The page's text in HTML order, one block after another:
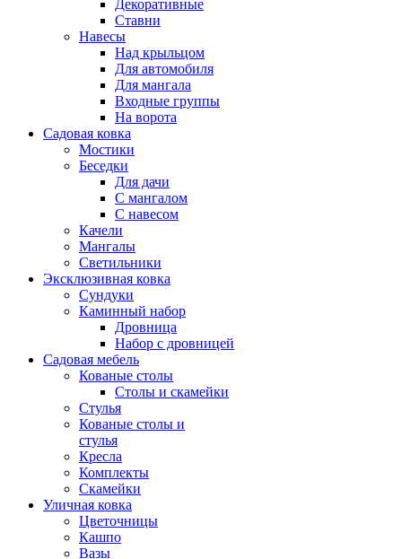
Декоративные
Cтавни
Навесы
Над крыльцом
Для автомобиля
Для мангала
Входные группы
На ворота
Садовая ковка
Мостики
Беседки
Для дачи
С мангалом
С навесом
Качели
Мангалы
Светильники
Эксклюзивная ковка
Cундуки
Каминный набор
Дровница
Набор с дровницей
Садовая мебель
Кованые столы
Столы и скамейки
Стулья
Кованые столы и
стулья
Кресла
Комплекты
Скамейки
Уличная ковка
Цветочницы
Кашпо
Вазы